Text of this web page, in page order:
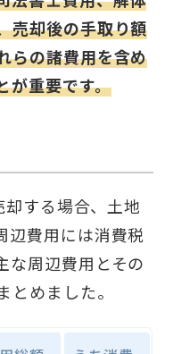
売却後の手取り額
らの諸費用を含め
が重要です。
する場合、土地
辺費用には消費税
な周辺費用とその
めました。